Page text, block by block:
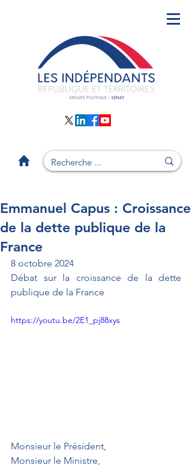
Emmanuel Capus : Croissance
de la dette publique de la
France
8 octobre 2024
Débat sur la croissance de la dette
publique de la France
https://youtu.be/2E1_pj88xys
Monsieur le Président,
Monsieur le Ministre,